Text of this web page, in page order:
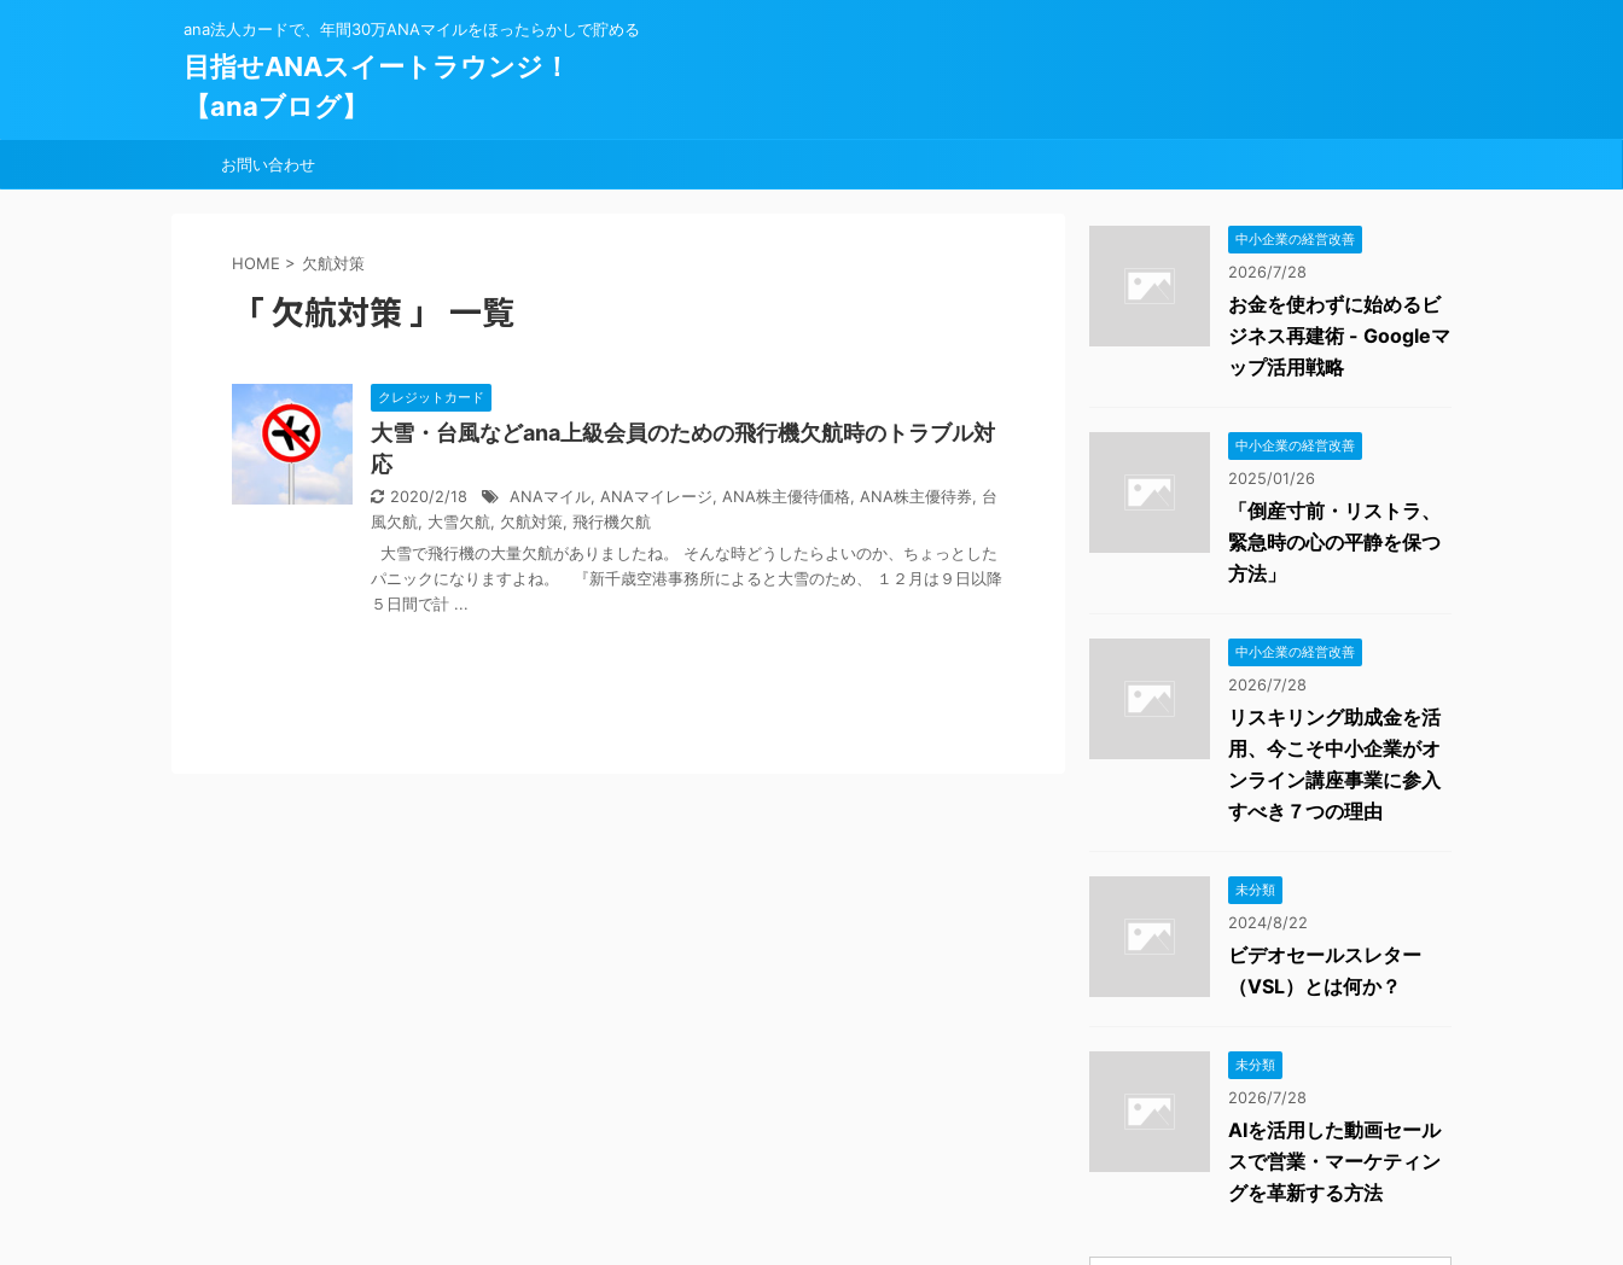
ana法人カードで、年間30万ANAマイルをほったらかしで貯める
目指せANAスイートラウンジ！
【anaブログ】
お問い合わせ
HOME > 欠航対策
「 欠航対策 」 一覧
クレジットカード
大雪・台風などana上級会員のための飛行機欠航時のトラブル対
応
2020/2/18 ANAマイル, ANAマイレージ, ANA株主優待価格, ANA株主優待券, 台
風欠航, 大雪欠航, 欠航対策, 飛行機欠航
大雪で飛行機の大量欠航がありましたね。 そんな時どうしたらよいのか、ちょっとした
パニックになりますよね。 『新千歳空港事務所によると大雪のため、 １２月は９日以降
５日間で計 ...
中小企業の経営改善
2026/7/28
お金を使わずに始めるビ
ジネス再建術 - Googleマ
ップ活用戦略
中小企業の経営改善
2025/01/26
「倒産寸前・リストラ、
緊急時の心の平静を保つ
方法」
中小企業の経営改善
2026/7/28
リスキリング助成金を活
用、今こそ中小企業がオ
ンライン講座事業に参入
すべき７つの理由
未分類
2024/8/22
ビデオセールスレター
（VSL）とは何か？
未分類
2026/7/28
AIを活用した動画セール
スで営業・マーケティン
グを革新する方法